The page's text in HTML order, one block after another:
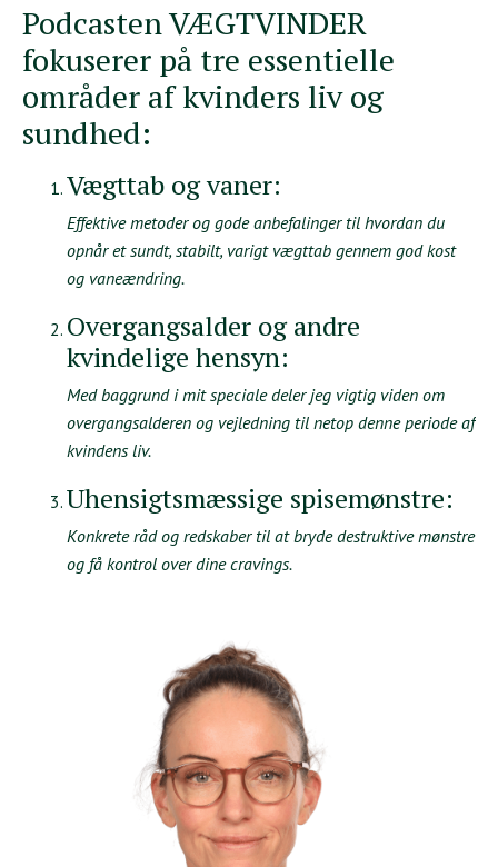
Podcasten VÆGTVINDER
fokuserer på tre essentielle
områder af kvinders liv og
sundhed:
Vægttab og vaner:
Effektive metoder og gode anbefalinger til hvordan du
opnår et sundt, stabilt, varigt vægttab gennem god kost
og vaneændring.
Overgangsalder og andre
kvindelige hensyn:
Med baggrund i mit speciale deler jeg vigtig viden om
overgangsalderen og vejledning til netop denne periode af
kvindens liv.
Uhensigtsmæssige spisemønstre:
Konkrete råd og redskaber til at bryde destruktive mønstre
og få kontrol over dine cravings.